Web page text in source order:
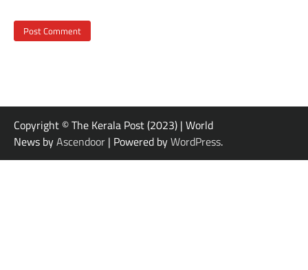
Copyright © The Kerala Post (2023) | World
News byAscendoor | Powered byWordPress.